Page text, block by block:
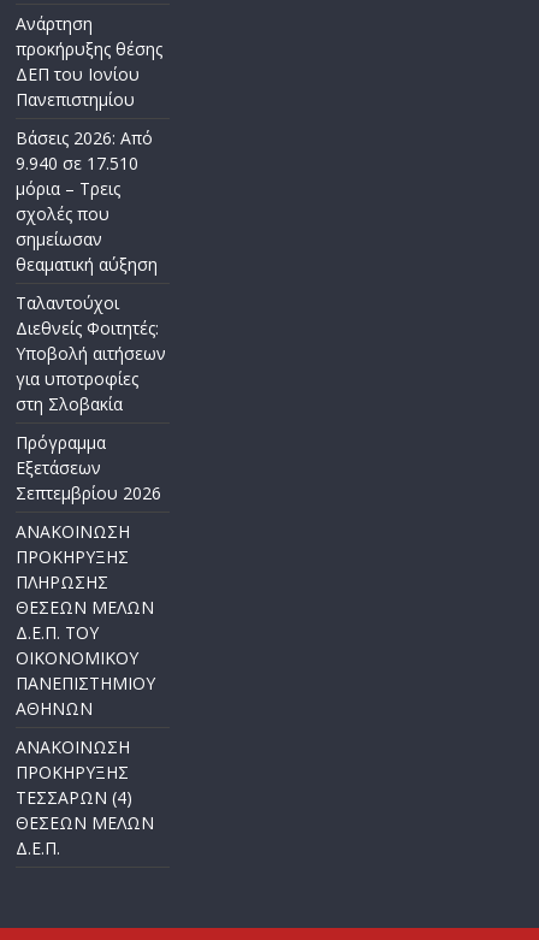
Ανάρτηση
προκήρυξης θέσης
ΔΕΠ του Ιονίου
Πανεπιστημίου
Βάσεις 2026: Από
9.940 σε 17.510
μόρια – Τρεις
σχολές που
σημείωσαν
θεαματική αύξηση
Ταλαντούχοι
Διεθνείς Φοιτητές:
Υποβολή αιτήσεων
για υποτροφίες
στη Σλοβακία
Πρόγραμμα
Εξετάσεων
Σεπτεμβρίου 2026
ΑΝΑΚΟΙΝΩΣΗ
ΠΡΟΚΗΡΥΞΗΣ
ΠΛΗΡΩΣΗΣ
ΘΕΣΕΩΝ ΜΕΛΩΝ
Δ.Ε.Π. ΤΟΥ
ΟΙΚΟΝΟΜΙΚΟΥ
ΠΑΝΕΠΙΣΤΗΜΙΟΥ
ΑΘΗΝΩΝ
ΑΝΑΚΟΙΝΩΣΗ
ΠΡΟΚΗΡΥΞΗΣ
ΤΕΣΣΑΡΩΝ (4)
ΘΕΣΕΩΝ ΜΕΛΩΝ
Δ.Ε.Π.